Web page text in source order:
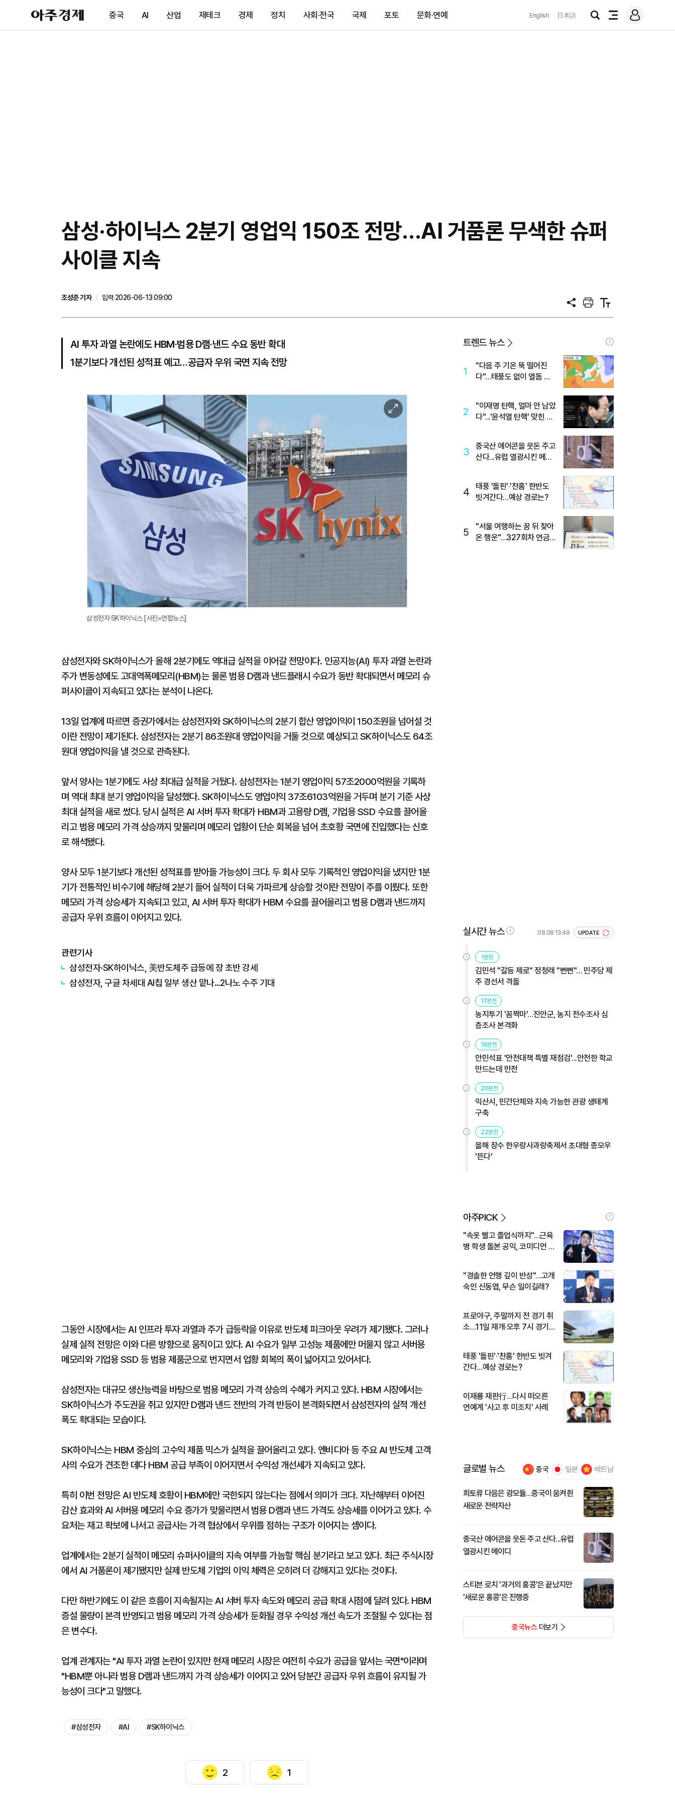
아
주
제
중국 AI 산업 재테크 경제 정치 사회·전국 국제 포토 문화·연예 English 日本語
검
전
메
그
삼성·하이닉스 2분기 영업익 150조 전망…AI 거품론 무색한 슈퍼
사이클 지속
조성준 기자
입력 2026-06-13 09:00
공
프
트
텍
트
AI 투자 과열 논란에도 HBM·범용 D램·낸드 수요 동반 확대
1분기보다 개선된 성적표 예고…공급자 우위 국면 지속 전망
이
미
확
삼성전자·SK하이닉스 [사진=연합뉴스]
삼성전자와 SK하이닉스가 올해 2분기에도 역대급 실적을 이어갈 전망이다. 인공지능(AI) 투자 과열 논란과
주가 변동성에도 고대역폭메모리(HBM)는 물론 범용 D램과 낸드플래시 수요가 동반 확대되면서 메모리 슈
퍼사이클이 지속되고 있다는 분석이 나온다.
13일 업계에 따르면 증권가에서는 삼성전자와 SK하이닉스의 2분기 합산 영업이익이 150조원을 넘어설 것
이란 전망이 제기된다. 삼성전자는 2분기 86조원대 영업이익을 거둘 것으로 예상되고 SK하이닉스도 64조
원대 영업이익을 낼 것으로 관측된다.
앞서 양사는 1분기에도 사상 최대급 실적을 거뒀다. 삼성전자는 1분기 영업이익 57조2000억원을 기록하
며 역대 최대 분기 영업이익을 달성했다. SK하이닉스도 영업이익 37조6103억원을 거두며 분기 기준 사상
최대 실적을 새로 썼다. 당시 실적은 AI 서버 투자 확대가 HBM과 고용량 D램, 기업용 SSD 수요를 끌어올
리고 범용 메모리 가격 상승까지 맞물리며 메모리 업황이 단순 회복을 넘어 초호황 국면에 진입했다는 신호
로 해석됐다.
양사 모두 1분기보다 개선된 성적표를 받아들 가능성이 크다. 두 회사 모두 기록적인 영업이익을 냈지만 1분
기가 전통적인 비수기에 해당해 2분기 들어 실적이 더욱 가파르게 상승할 것이란 전망이 주를 이뤘다. 또한
메모리 가격 상승세가 지속되고 있고, AI 서버 투자 확대가 HBM 수요를 끌어올리고 범용 D램과 낸드까지
공급자 우위 흐름이 이어지고 있다.
관련기사
삼성전자·SK하이닉스, 美반도체주 급등에 장 초반 강세
삼성전자, 구글 차세대 AI칩 일부 생산 맡나…2나노 수주 기대
그동안 시장에서는 AI 인프라 투자 과열과 주가 급등락을 이유로 반도체 피크아웃 우려가 제기됐다. 그러나
실제 실적 전망은 이와 다른 방향으로 움직이고 있다. AI 수요가 일부 고성능 제품에만 머물지 않고 서버용
메모리와 기업용 SSD 등 범용 제품군으로 번지면서 업황 회복의 폭이 넓어지고 있어서다.
삼성전자는 대규모 생산능력을 바탕으로 범용 메모리 가격 상승의 수혜가 커지고 있다. HBM 시장에서는
SK하이닉스가 주도권을 쥐고 있지만 D램과 낸드 전반의 가격 반등이 본격화되면서 삼성전자의 실적 개선
폭도 확대되는 모습이다.
SK하이닉스는 HBM 중심의 고수익 제품 믹스가 실적을 끌어올리고 있다. 엔비디아 등 주요 AI 반도체 고객
사의 수요가 견조한 데다 HBM 공급 부족이 이어지면서 수익성 개선세가 지속되고 있다.
특히 이번 전망은 AI 반도체 호황이 HBM에만 국한되지 않는다는 점에서 의미가 크다. 지난해부터 이어진
감산 효과와 AI 서버용 메모리 수요 증가가 맞물리면서 범용 D램과 낸드 가격도 상승세를 이어가고 있다. 수
요처는 재고 확보에 나서고 공급사는 가격 협상에서 우위를 점하는 구조가 이어지는 셈이다.
업계에서는 2분기 실적이 메모리 슈퍼사이클의 지속 여부를 가늠할 핵심 분기라고 보고 있다. 최근 주식시장
에서 AI 거품론이 제기됐지만 실제 반도체 기업의 이익 체력은 오히려 더 강해지고 있다는 것이다.
다만 하반기에도 이 같은 흐름이 지속될지는 AI 서버 투자 속도와 메모리 공급 확대 시점에 달려 있다. HBM
증설 물량이 본격 반영되고 범용 메모리 가격 상승세가 둔화될 경우 수익성 개선 속도가 조절될 수 있다는 점
은 변수다.
업계 관계자는 "AI 투자 과열 논란이 있지만 현재 메모리 시장은 여전히 수요가 공급을 앞서는 국면"이라며
"HBM뿐 아니라 범용 D램과 낸드까지 가격 상승세가 이어지고 있어 당분간 공급자 우위 흐름이 유지될 가
능성이 크다"고 말했다.
#삼성전자 #AI #SK하이닉스
2 1
트렌드 뉴스
1
"다음 주 기온 뚝 떨어진
다"…태풍도 없이 열돔 박
2
"이재명 탄핵, 얼마 안 남았
다"...'윤석열 탄핵' 맞힌 무
3
중국산 에어콘을 웃돈 주고
산다...유럽 열광시킨 메이
4
태풍 '돌핀'·'찬홈' 한반도
빗겨간다…예상 경로는?
5
"서울 여행하는 꿈 뒤 찾아
온 행운"…327회차 연금
실시간 뉴스 08.08 13:49 UPDATE
1분전
김민석 "갈등 제로" 정청래 "뻔뻔"… 민주당 제
주 경선서 격돌
17분전
농지투기 '꼼짝마'…진안군, 농지 전수조사 심
층조사 본격화
19분전
안민석표 '안전대책 특별 재점검'...안전한 학교
만드는데 만전
20분전
익산시, 민간단체와 지속 가능한 관광 생태계
구축
22분전
올해 장수 한우랑사과랑축제서 초대형 종모우
'뜬다'
아주PICK
"속옷 빨고 졸업식까지"…근육
병 학생 돌본 공익, 코미디언 김
"경솔한 언행 깊이 반성"…고개
숙인 신동엽, 무슨 일이길래?
프로야구, 주말까지 전 경기 취
소…11일 재개·오후 7시 경기
태풍 '돌핀'·'찬홈' 한반도 빗겨
간다…예상 경로는?
이재룡 재판行…다시 떠오른
연예계 '사고 후 미조치' 사례
글로벌 뉴스 중국 일본 베트남
희토류 다음은 광모듈…중국이 움켜쥔
새로운 전략자산
중국산 에어콘을 웃돈 주고 산다...유럽
열광시킨 메이디
스티븐 로치 '과거의 홍콩'은 끝났지만
'새로운 홍콩'은 진행중
중국뉴스더보기